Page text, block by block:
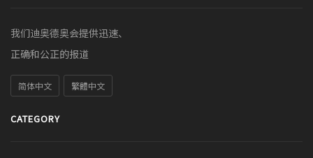
我们迪奥德奥会提供迅速、
正确和公正的报道
简体中文 繁體中文
CATEGORY